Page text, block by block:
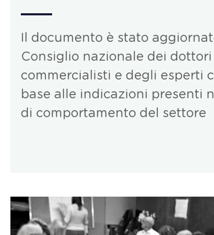
Il documento è stato
Consiglio nazionale dei dottori
commercialisti e degli esperti
base alle indicazioni presenti
di comportamento del settore